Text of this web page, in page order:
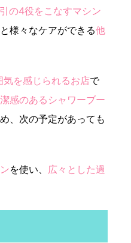
の4役をこなすマシン
と様々なケアができる他
を感じられるお店で
感のあるシャワーブー
、次の予定があっても
を使い、 広々とした過